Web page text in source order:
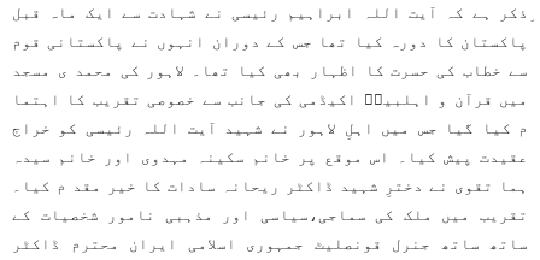
ِذکر ہے کہ آیت اللہ ابراہیم رئیسی نے شہادت سے ایک ماہ قبل
پاکستان کا دورہ کیا تھا جس کے دوران انہوں نے پاکستانی قوم
سے خطاب کی حسرت کا اظہار بھی کیا تھا۔ لاہور کی محمد ی مسجد
میں قرآن و اہلبیتؑ اکیڈمی کی جانب سے خصوصی تقریب کا اہتما
م کیا گیا جس میں اہلِ لاہور نے شہید آیت اللہ رئیسی کو خراج
عقیدت پیش کیا۔ اس موقع پر خانم سکینہ مہدوی اور خانم سیدہ
ہما تقوی نے دخترِ شہید ڈاکٹر ریحانہ سادات کا خیر مقد م کیا۔
تقریب میں ملک کی سماجی،سیاسی اور مذہبی نامور شخصیات کے
ساتھ ساتھ جنرل قونصلیٹ جمہوری اسلامی ایران محترم ڈاکٹر